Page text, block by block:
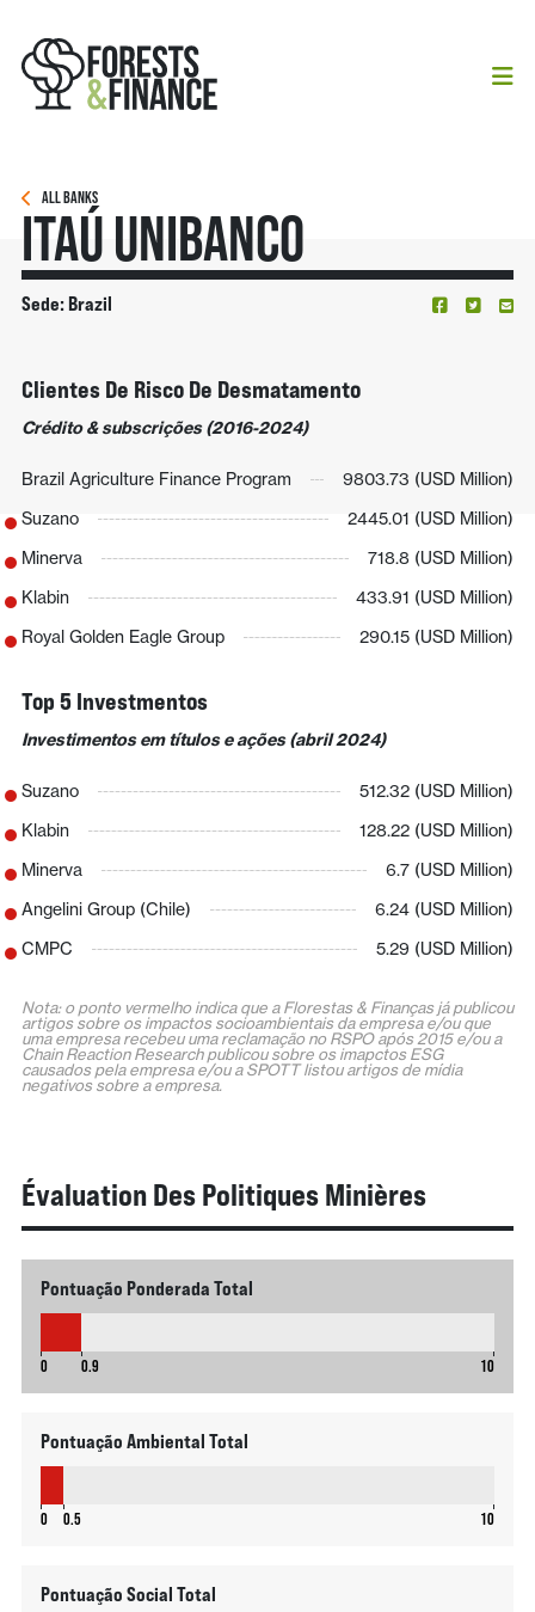
ALL BANKS
Itaú Unibanco
Sede: Brazil
Clientes De Risco De Desmatamento
Crédito & subscrições (2016-2024)
Brazil Agriculture Finance Program
9803.73 (USD Million)
Suzano
2445.01 (USD Million)
Minerva
718.8 (USD Million)
Klabin
433.91 (USD Million)
Royal Golden Eagle Group
290.15 (USD Million)
Top 5 Investmentos
Investimentos em títulos e ações (abril 2024)
Suzano
512.32 (USD Million)
Klabin
128.22 (USD Million)
Minerva
6.7 (USD Million)
Angelini Group (Chile)
6.24 (USD Million)
CMPC
5.29 (USD Million)
Nota: o ponto vermelho indica que a Florestas & Finanças já publicou
artigos sobre os impactos socioambientais da empresa e/ou que
uma empresa recebeu uma reclamação no RSPO após 2015 e/ou a
Chain Reaction Research publicou sobre os imapctos ESG
causados pela empresa e/ou a SPOTT listou artigos de mídia
negativos sobre a empresa.
Évaluation Des Politiques Minières
Pontuação Ponderada Total
0 0.9 100.9
Pontuação Ambiental Total
0 0.5 100.5
Pontuação Social Total